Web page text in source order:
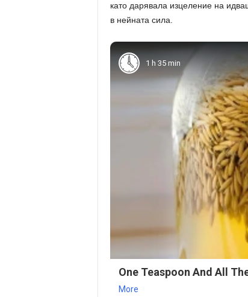
като дарявала изцеление на
в нейната сила.
1 h 35 min
One Teaspoon And All
More